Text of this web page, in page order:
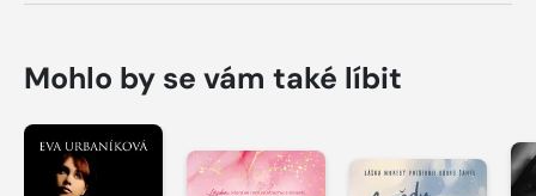
Mohlo by se vám také líbit